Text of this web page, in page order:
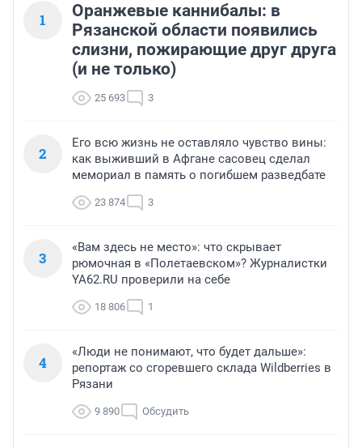
1
Оранжевые каннибалы: в
Рязанской области появились
слизни, пожирающие друг друга
(и не только)
25 693 3
2
Его всю жизнь не оставляло чувство вины:
как выживший в Афгане сасовец сделал
мемориал в память о погибшем разведбате
23 874 3
3
«Вам здесь не место»: что скрывает
рюмочная в «Полетаевском»? Журналистки
YA62.RU проверили на себе
18 806 1
4
«Люди не понимают, что будет дальше»:
репортаж со сгоревшего склада Wildberries в
Рязани
9 890 Обсудить